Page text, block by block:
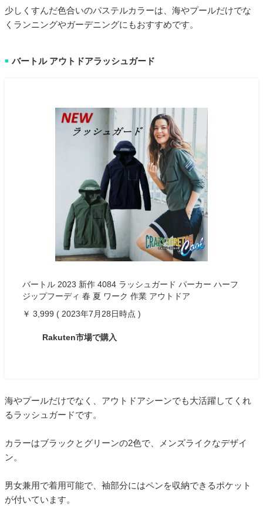
少しくすんだ色合いのパステルカラーは、海やプールだけでな
くランニングやガーデニングにもおすすめです。
■ バートル アウトドアラッシュガード
バートル 2023 新作 4084 ラッシュガード パーカー ハーフ
ジップフーディ 春 夏 ワーク 作業 アウトドア
￥ 3,999 ( 2023年7月28日時点 )
Rakuten市場で購入
海やプールだけでなく、アウトドアシーンでも大活躍してくれ
るラッシュガードです。
カラーはブラックとグリーンの2色で、メンズライクなデザイ
ン。
男女兼用で着用可能で、袖部分にはペンを収納できるポケット
が付いています。